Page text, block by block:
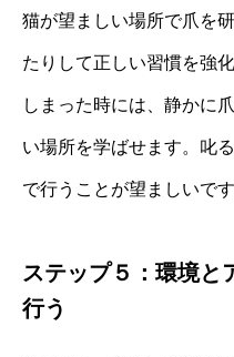
猫が望ましい場所で爪を
たりして正しい習慣を強
しまった時には、静かに
い場所を学ばせます。叱
で行うことが望ましいです
ステップ５：環境と
行う